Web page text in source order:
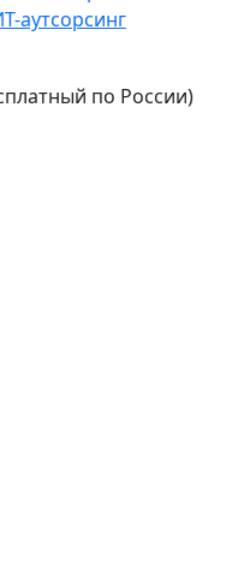
аутсорсинг
по России)